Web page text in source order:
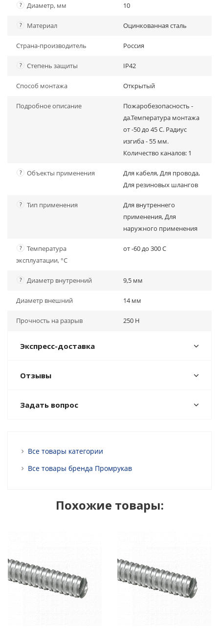
? Диаметр, мм 10
? Материал Оцинкованная сталь
Страна-производитель Россия
? Степень защиты IP42
Способ монтажа Открытый
Подробное описание
Пожаробезопасность -
да.Температура монтажа
от -50 до 45 С. Радиус
изгиба - 55 мм.
Количество каналов: 1
? Объекты применения
Для кабеля, Для провода,
Для резиновых шлангов
? Тип применения
Для внутреннего
применения, Для
наружного применения
?
Температура
эксплуатации, °С
от -60 до 300 С
? Диаметр внутренний 9,5 мм
Диаметр внешний 14 мм
Прочность на разрыв 250 H
Экспресс-доставка
Отзывы
Задать вопрос
Все товары категории
Все товары бренда Промрукав
Похожие товары: